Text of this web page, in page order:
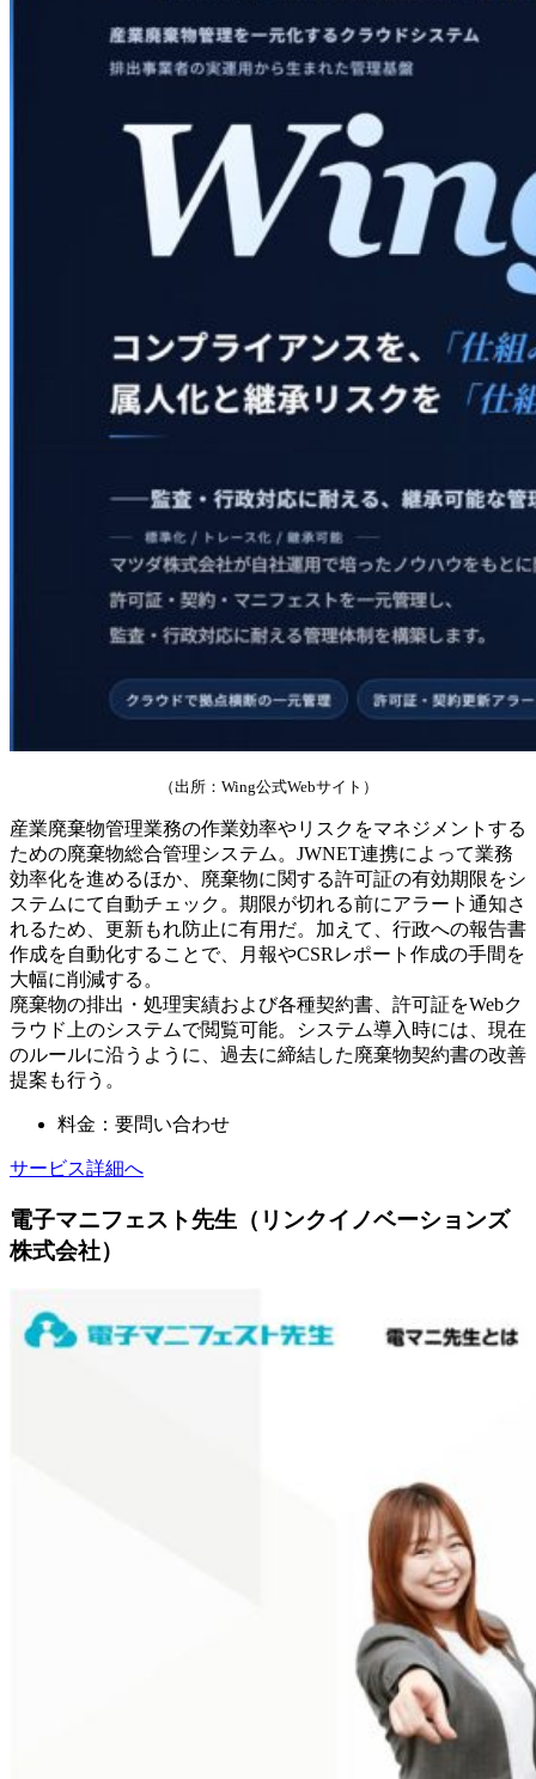
（出所：Wing公式Webサイト）
産業廃棄物管理業務の作業効率やリスクをマネジメントする
ための廃棄物総合管理システム。JWNET連携によって業務
効率化を進めるほか、廃棄物に関する許可証の有効期限をシ
ステムにて自動チェック。期限が切れる前にアラート通知さ
れるため、更新もれ防止に有用だ。加えて、行政への報告書
作成を自動化することで、月報やCSRレポート作成の手間を
大幅に削減する。
廃棄物の排出・処理実績および各種契約書、許可証をWebク
ラウド上のシステムで閲覧可能。システム導入時には、現在
のルールに沿うように、過去に締結した廃棄物契約書の改善
提案も行う。
料金：要問い合わせ
サービス詳細へ
電子マニフェスト先生（リンクイノベーションズ
株式会社）